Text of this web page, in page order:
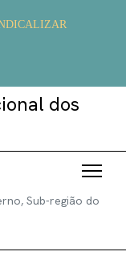
Sub-região do